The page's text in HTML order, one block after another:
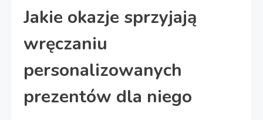
Jakie okazje sprzyjają
wręczaniu
personalizowanych
prezentów dla niego